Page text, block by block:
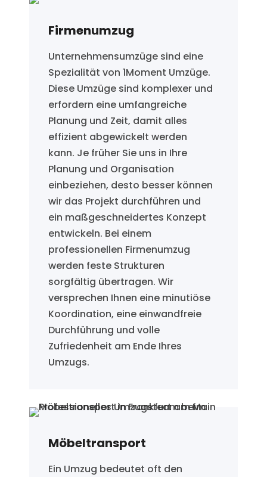
Firmenumzug
Unternehmensumzüge sind eine
Spezialität von 1Moment Umzüge.
Diese Umzüge sind komplexer und
erfordern eine umfangreiche
Planung und Zeit, damit alles
effizient abgewickelt werden
kann. Je früher Sie uns in Ihre
Planung und Organisation
einbeziehen, desto besser können
wir das Projekt durchführen und
ein maßgeschneidertes Konzept
entwickeln. Bei einem
professionellen Firmenumzug
werden feste Strukturen
sorgfältig übertragen. Wir
versprechen Ihnen eine minutiöse
Koordination, eine einwandfreie
Durchführung und volle
Zufriedenheit am Ende Ihres
Umzugs.
Möbeltransport
Ein Umzug bedeutet oft den